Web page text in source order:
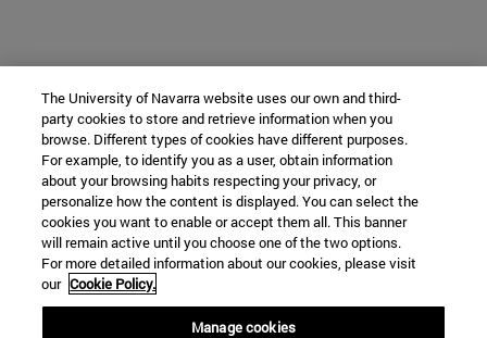
The University of Navarra website uses our own and third-
party cookies to store and retrieve information when you
browse. Different types of cookies have different purposes.
For example, to identify you as a user, obtain information
about your browsing habits respecting your privacy, or
personalize how the content is displayed. You can select the
cookies you want to enable or accept them all. This banner
will remain active until you choose one of the two options.
For more detailed information about our cookies, please visit
our Cookie Policy.
Manage cookies